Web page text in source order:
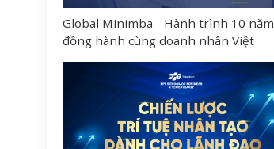
Global Minimba - Hành trình 10 năm
đồng hành cùng doanh nhân Việt